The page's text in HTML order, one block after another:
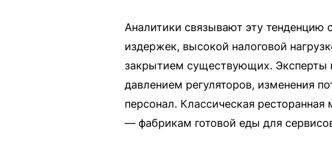
Аналитики связывают эту тенденцию
издержек, высокой налоговой
закрытием существующих. Эксперты
давлением регуляторов, изменения
персонал. Классическая
— фабрикам готовой еды для